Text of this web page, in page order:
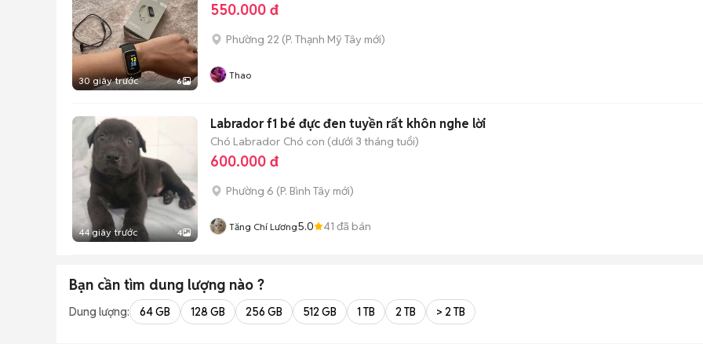
30 giây trước 6
550.000 đ
Phường 22 (P. Thạnh Mỹ Tây mới)
Thao
44 giây trước 4
Labrador f1 bé đực đen tuyền rất khôn nghe lời
Chó Labrador Chó con (dưới 3 tháng tuổi)
600.000 đ
Phường 6 (P. Bình Tây mới)
Tăng Chí Lương5.0 41 đã bán
Bạn cần tìm dung lượng nào ?
Dung lượng: 64 GB 128 GB 256 GB 512 GB 1 TB 2 TB > 2 TB